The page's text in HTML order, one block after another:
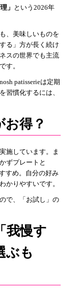
」
という2026年
、美味しいものを
る」方が長く続け
スの世界でも主流
す。
patisserieは定期
習慣化するには、
お得？
施しています。ま
ずプレートと
すめ。自分の好み
かりやすいです。
で、「お試し」の
我慢す
ぶも